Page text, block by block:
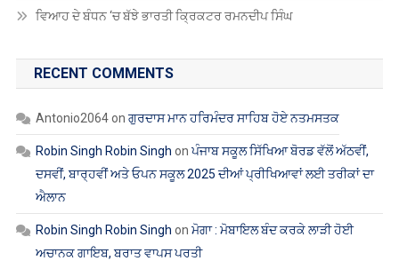
ਵਿਆਹ ਦੇ ਬੰਧਨ ‘ਚ ਬੱਝੇ ਭਾਰਤੀ ਕ੍ਰਿਕਟਰ ਰਮਨਦੀਪ ਸਿੰਘ
RECENT COMMENTS
Antonio2064on ਗੁਰਦਾਸ ਮਾਨ ਹਰਿਮੰਦਰ ਸਾਹਿਬ ਹੋਏ ਨਤਮਸਤਕ
Robin Singh Robin Singh onਪੰਜਾਬ ਸਕੂਲ ਸਿੱਖਿਆ ਬੋਰਡ ਵੱਲੋਂ ਅੱਠਵੀਂ,
ਦਸਵੀਂ, ਬਾਰ੍ਹਵੀਂ ਅਤੇ ਓਪਨ ਸਕੂਲ 2025 ਦੀਆਂ ਪ੍ਰੀਖਿਆਵਾਂ ਲਈ ਤਰੀਕਾਂ ਦਾ
ਐਲਾਨ
Robin Singh Robin Singh on ਮੋਗਾ : ਮੋਬਾਇਲ ਬੰਦ ਕਰਕੇ ਲਾੜੀ ਹੋਈ
ਅਚਾਨਕ ਗਾਇਬ, ਬਰਾਤ ਵਾਪਸ ਪਰਤੀ